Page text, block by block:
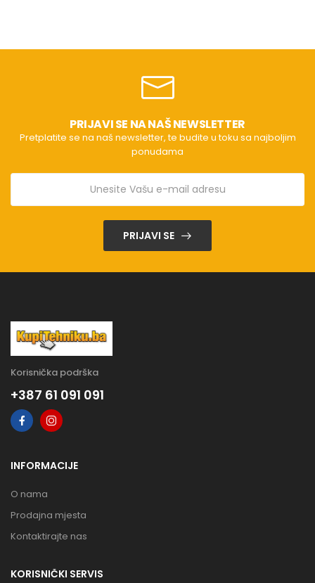
PRIJAVI SE NA NAŠ NEWSLETTER
Pretplatite se na naš newsletter, te budite u toku sa najboljim
ponudama
PRIJAVI SE
Korisnička podrška
+387 61 091 091
INFORMACIJE
O nama
Prodajna mjesta
Kontaktirajte nas
KORISNIČKI SERVIS